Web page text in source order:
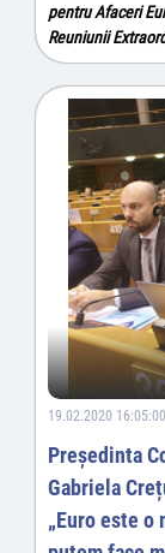
pentru Afaceri
Reuniunii
19.02.2020 16:05:00
Președinta
Gabriela
„Euro este o